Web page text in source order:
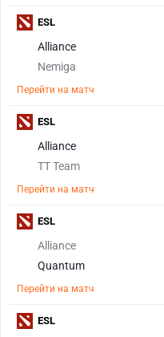
Alliance
Nemiga
Перейти на матч
ESL
Alliance
TT Team
Перейти на матч
ESL
Alliance
Quantum
Перейти на матч
ESL
ESL